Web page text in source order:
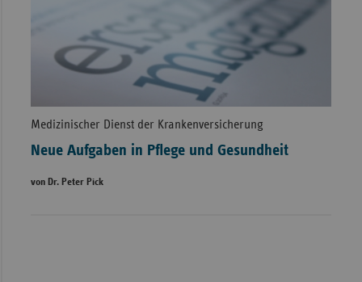
Medizinischer Dienst der Krankenversicherung
Neue Aufgaben in Pflege und Gesundheit
von Dr. Peter Pick